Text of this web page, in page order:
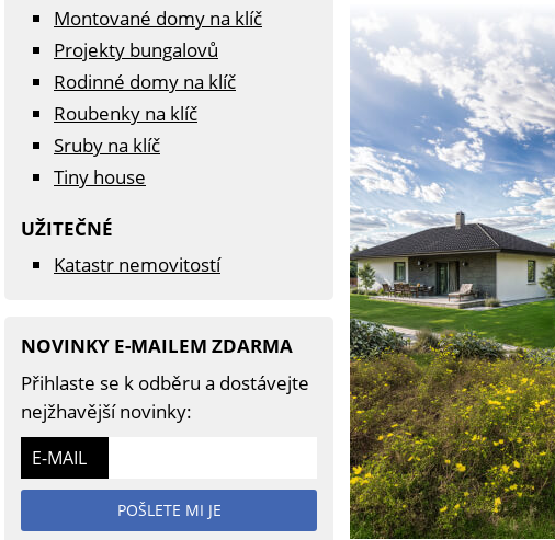
Montované domy na klíč
Projekty bungalovů
Rodinné domy na klíč
Roubenky na klíč
Sruby na klíč
Tiny house
UŽITEČNÉ
Katastr nemovitostí
NOVINKY E-MAILEM ZDARMA
Přihlaste se k odběru a dostávejte
nejžhavější novinky:
E-MAIL
POŠLETE MI JE